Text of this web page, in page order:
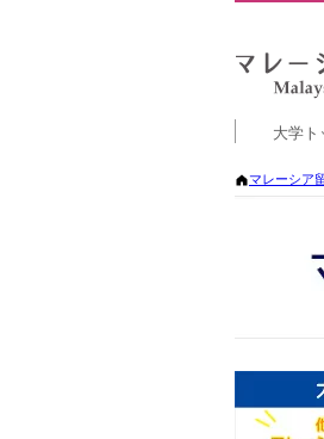
大学ト
マレーシア